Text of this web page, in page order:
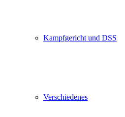
Kampfgericht und DSS
Verschiedenes